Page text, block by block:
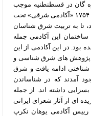
گان در قسطنطنیه موجب
شد که به دستور امپراتریس ماریا ترزیا در سال ۱۷۵۴ «آکادمی شرقی» تحت
تا به تربیت شرق شناسان
ساختمان این آکادمی جمله
بود. در این آکادمی از این
پژوهش های شرق شناسی و
ادامه یافت و شرق
آمدند که در شناساندن
داشته اند. از جمله
ای از آثار شعرای ایرانی
دومین رییس آکادمی یوهان نکرپ